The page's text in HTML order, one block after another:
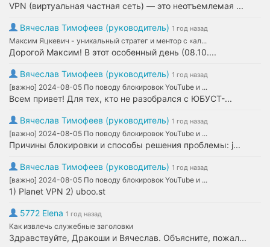
VPN (виртуальная частная сеть) — это неотъемлемая ...
Вячеслав Тимофеев (руководитель) 1 год назад
Максим Яцкевич - уникальный стратег и ментор с «ал...
Дорогой Максим! В этот особенный день (08.10....
Вячеслав Тимофеев (руководитель) 1 год назад
[важно] 2024-08-05 По поводу блокировок YouTube и ...
Всем привет! Для тех, кто не разобрался с ЮБУСТ-...
Вячеслав Тимофеев (руководитель) 1 год назад
[важно] 2024-08-05 По поводу блокировок YouTube и ...
Причины блокировки и способы решения проблемы: j...
Вячеслав Тимофеев (руководитель) 1 год назад
[важно] 2024-08-05 По поводу блокировок YouTube и ...
1) Planet VPN 2) uboo.st
5772 Elena 1 год назад
Как извлечь служебные заголовки
Здравствуйте, Дракоши и Вячеслав. Объясните, пожал...